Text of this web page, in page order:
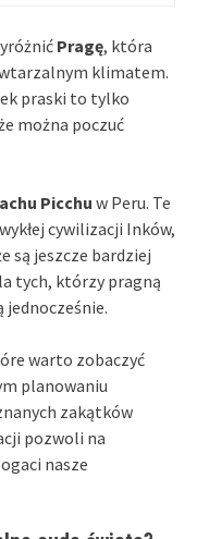
Pragę, która
klimatem.
praski to tylko
można poczuć
Picchuw Peru. Te
cywilizacji Inków,
są jeszcze bardziej
tych, którzy pragną
warto zobaczyć
planowaniu
zakątków
pozwoli na
nasze